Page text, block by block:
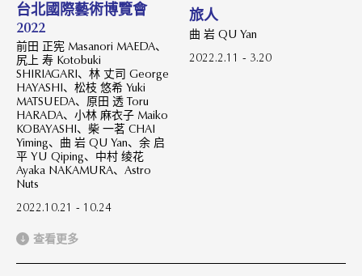
台北國際藝術博覽會
2022
前田 正宪 Masanori MAEDA、
尻上 寿 Kotobuki
SHIRIAGARI、林 丈司 George
HAYASHI、松枝 悠希 Yuki
MATSUEDA、原田 透 Toru
HARADA、小林 麻衣子 Maiko
KOBAYASHI、柴 一茗 CHAI
Yiming、曲 岩 QU Yan、余 启
平 YU Qiping、中村 绫花
Ayaka NAKAMURA、Astro
Nuts
2022.10.21 - 10.24
旅人
曲 岩 QU Yan
2022.2.11 - 3.20
查看更多